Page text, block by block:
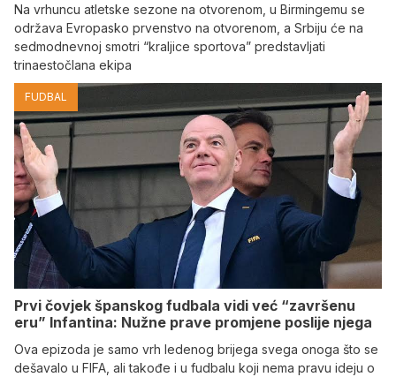
Na vrhuncu atletske sezone na otvorenom, u Birmingemu se
održava Evropasko prvenstvo na otvorenom, a Srbiju će na
sedmodnevnoj smotri “kraljice sportova” predstavljati
trinaestočlana ekipa
FUDBAL
Prvi čovjek španskog fudbala vidi već “završenu
eru” Infantina: Nužne prave promjene poslije njega
Ova epizoda je samo vrh ledenog brijega svega onoga što se
dešavalo u FIFA, ali takođe i u fudbalu koji nema pravu ideju o